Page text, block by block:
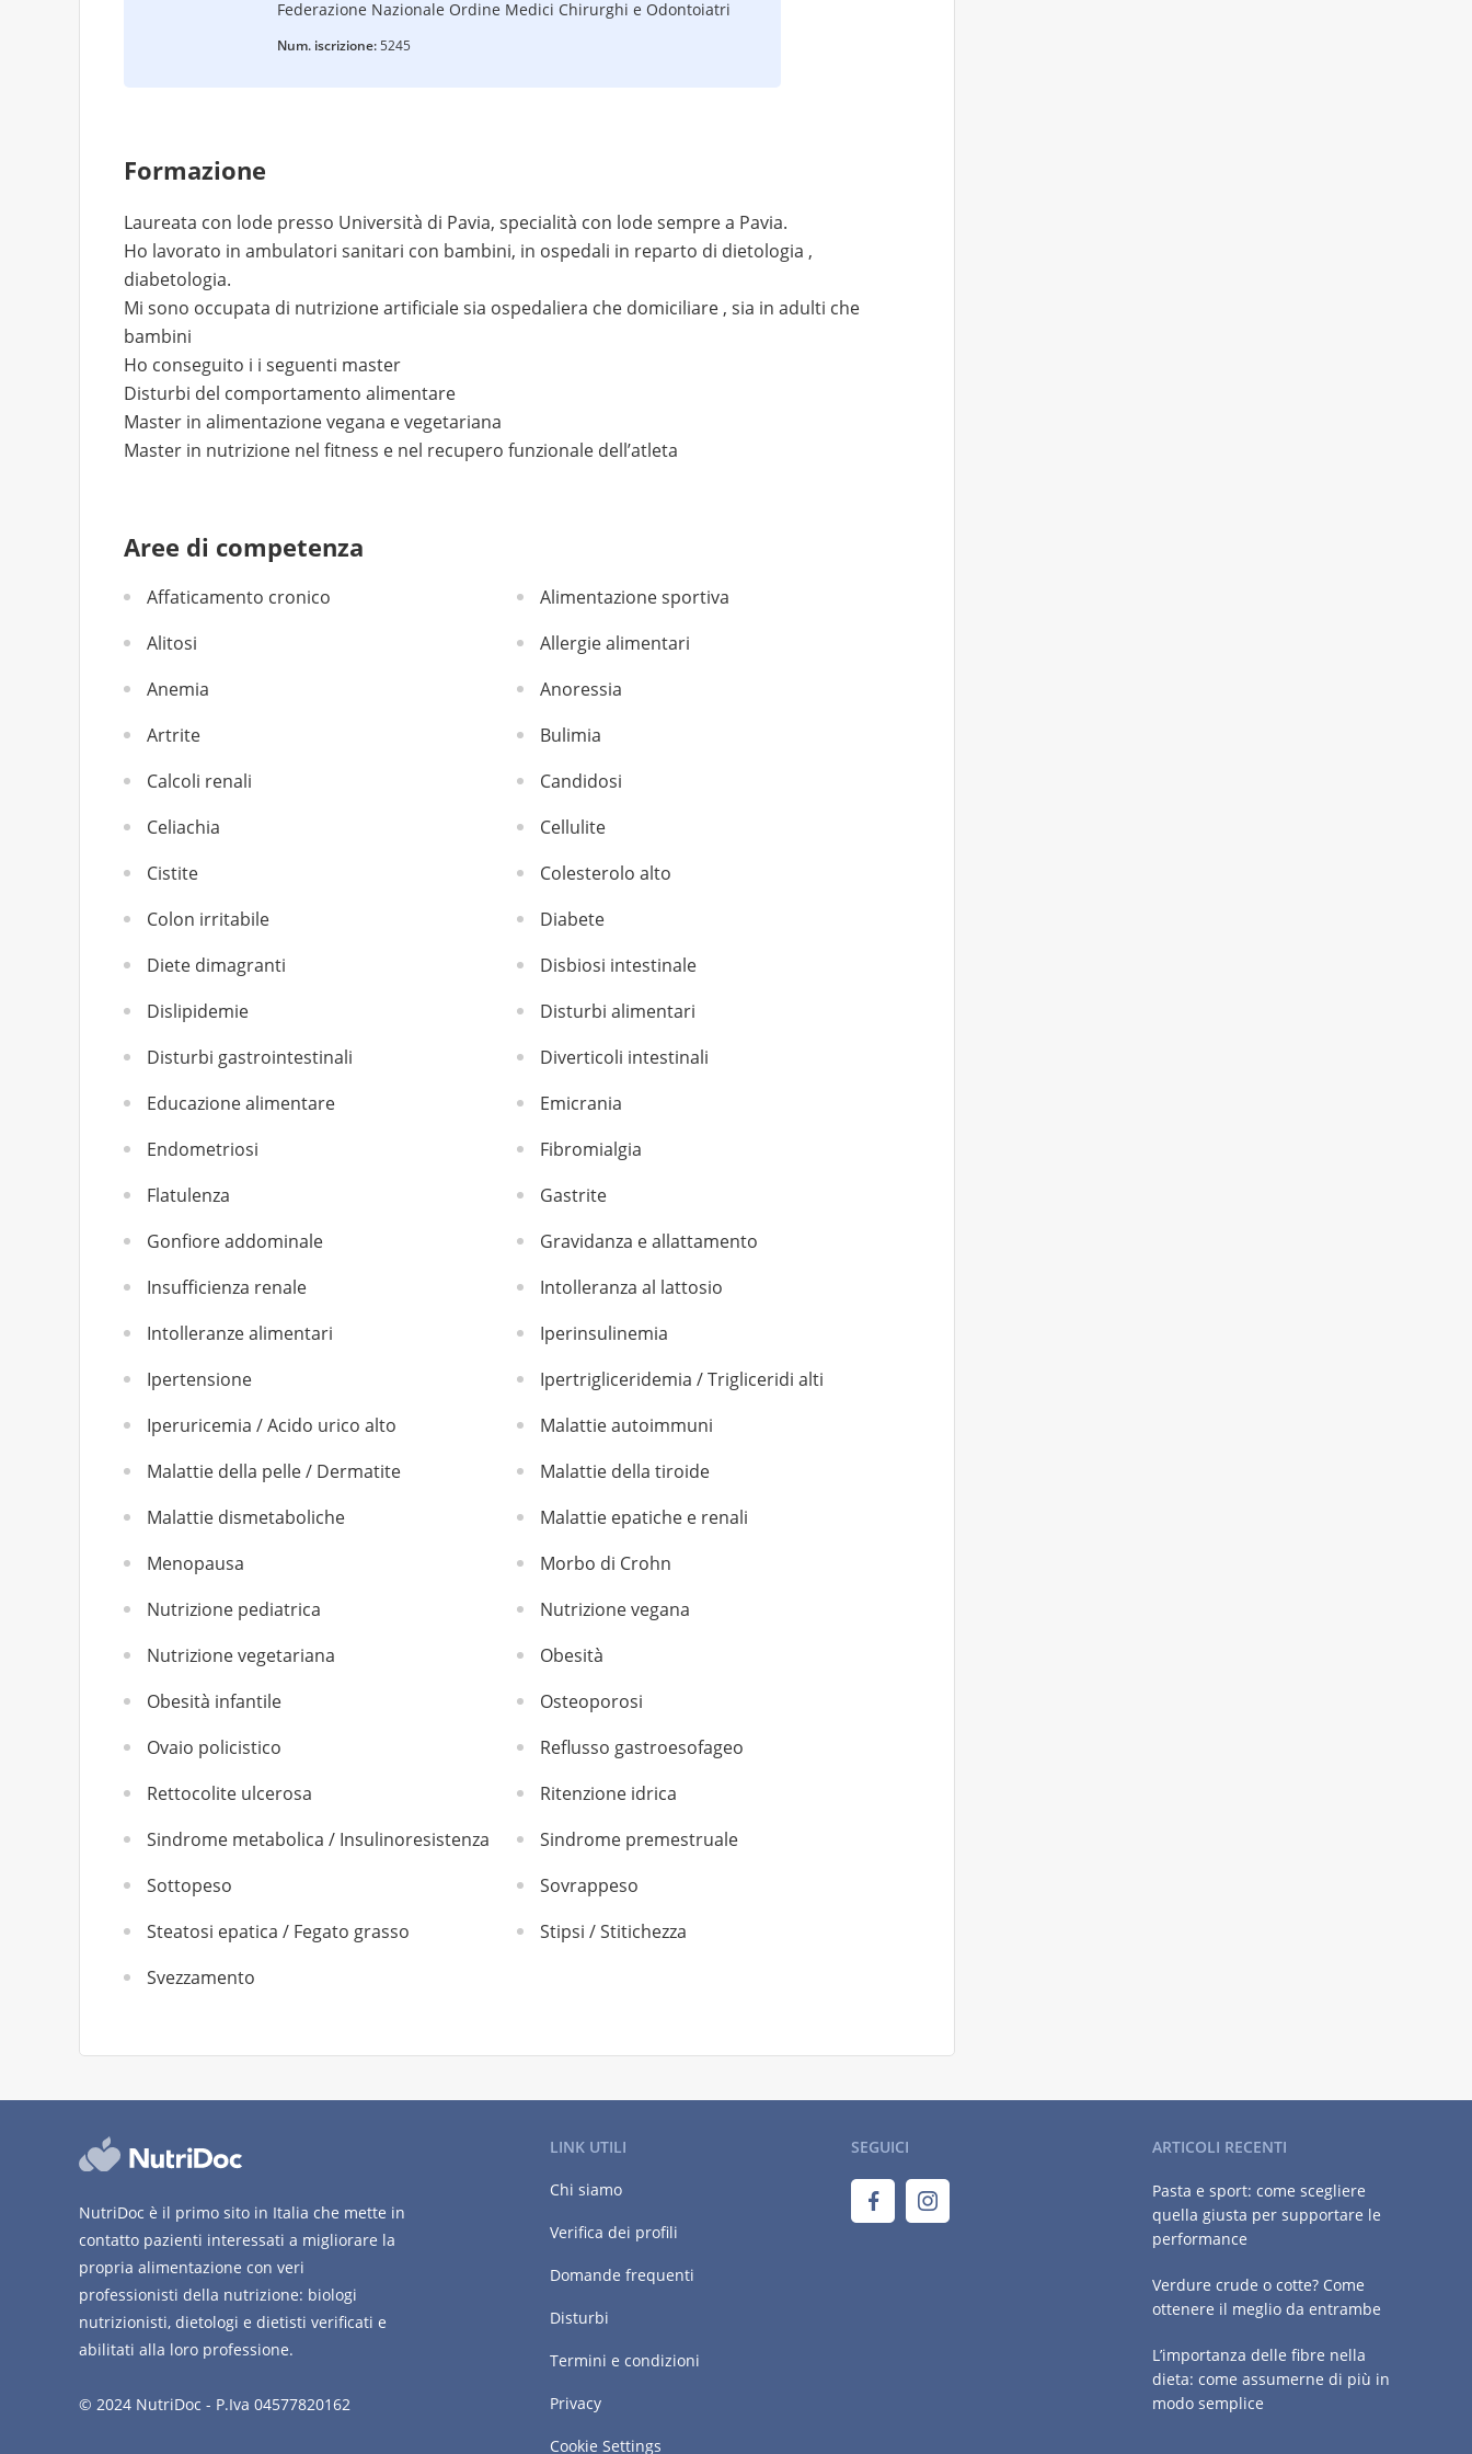
Federazione Nazionale Ordine Medici Chirurghi e Odontoiatri
Num. iscrizione:5245
Formazione
Laureata con lode presso Università di Pavia, specialità con lode sempre a Pavia.
Ho lavorato in ambulatori sanitari con bambini, in ospedali in reparto di dietologia ,
diabetologia.
Mi sono occupata di nutrizione artificiale sia ospedaliera che domiciliare , sia in adulti che
bambini
Ho conseguito i i seguenti master
Disturbi del comportamento alimentare
Master in alimentazione vegana e vegetariana
Master in nutrizione nel fitness e nel recupero funzionale dell’atleta
Aree di competenza
Affaticamento cronico
Alimentazione sportiva
Alitosi
Allergie alimentari
Anemia
Anoressia
Artrite
Bulimia
Calcoli renali
Candidosi
Celiachia
Cellulite
Cistite
Colesterolo alto
Colon irritabile
Diabete
Diete dimagranti
Disbiosi intestinale
Dislipidemie
Disturbi alimentari
Disturbi gastrointestinali
Diverticoli intestinali
Educazione alimentare
Emicrania
Endometriosi
Fibromialgia
Flatulenza
Gastrite
Gonfiore addominale
Gravidanza e allattamento
Insufficienza renale
Intolleranza al lattosio
Intolleranze alimentari
Iperinsulinemia
Ipertensione
Ipertrigliceridemia / Trigliceridi alti
Iperuricemia / Acido urico alto
Malattie autoimmuni
Malattie della pelle / Dermatite
Malattie della tiroide
Malattie dismetaboliche
Malattie epatiche e renali
Menopausa
Morbo di Crohn
Nutrizione pediatrica
Nutrizione vegana
Nutrizione vegetariana
Obesità
Obesità infantile
Osteoporosi
Ovaio policistico
Reflusso gastroesofageo
Rettocolite ulcerosa
Ritenzione idrica
Sindrome metabolica / Insulinoresistenza
Sindrome premestruale
Sottopeso
Sovrappeso
Steatosi epatica / Fegato grasso
Stipsi / Stitichezza
Svezzamento
NutriDoc è il primo sito in Italia che mette in
contatto pazienti interessati a migliorare la
propria alimentazione con veri
professionisti della nutrizione: biologi
nutrizionisti, dietologi e dietisti verificati e
abilitati alla loro professione.
© 2024 NutriDoc - P.Iva 04577820162
LINK UTILI
Chi siamo
Verifica dei profili
Domande frequenti
Disturbi
Termini e condizioni
Privacy
Cookie Settings
SEGUICI ARTICOLI RECENTI
Pasta e sport: come scegliere
quella giusta per supportare le
performance
Verdure crude o cotte? Come
ottenere il meglio da entrambe
L’importanza delle fibre nella
dieta: come assumerne di più in
modo semplice